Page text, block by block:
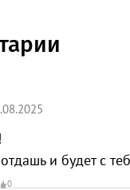
и будет с
0